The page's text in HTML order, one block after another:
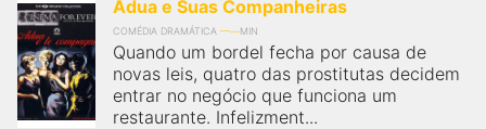
Ádua e Suas Companheiras
COMÉDIA DRAMÁTICA MIN
Quando um bordel fecha por causa de
novas leis, quatro das prostitutas decidem
entrar no negócio que funciona um
restaurante. Infelizment...